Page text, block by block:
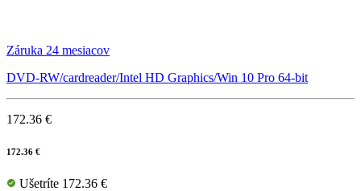
Záruka 24 mesiacov
DVD-RW/cardreader/Intel HD Graphics/Win 10 Pro 64-bit
172.36 €
172.36 €
Ušetríte 172.36 €